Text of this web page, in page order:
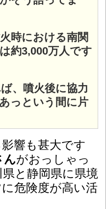
時における南関
約3,000万人です
、噴火後に協力
っという間に片
響も甚大です
んがおっしゃっ
と静岡県に県境
に危険度が高い活